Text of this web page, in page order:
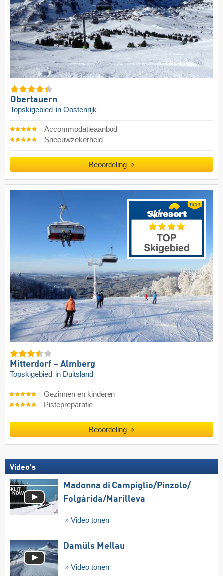
Obertauern
Topskigebied in Oostenrijk
Accommodatieaanbod
Sneeuwzekerheid
Beoordeling
Mitterdorf – Almberg
Topskigebied in Duitsland
Gezinnen en kinderen
Pistepreparatie
Beoordeling
Video's
Madonna di Campiglio/​Pinzolo/​
Folgàrida/​Marilleva
Video tonen
Damüls Mellau
Video tonen